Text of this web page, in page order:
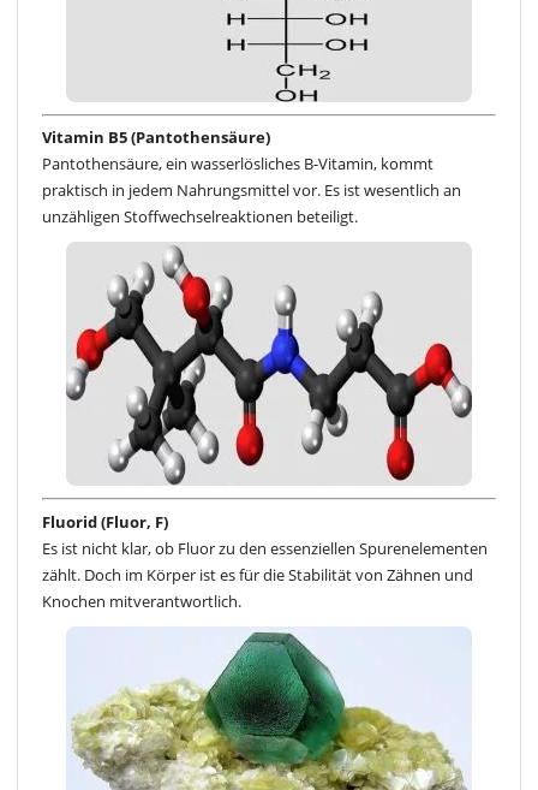
Vitamin B5 (Pantothensäure)
Pantothensäure, ein wasserlösliches B-Vitamin, kommt
praktisch in jedem Nahrungsmittel vor. Es ist wesentlich an
unzähligen Stoffwechselreaktionen beteiligt.
Fluorid (Fluor, F)
Es ist nicht klar, ob Fluor zu den essenziellen Spurenelementen
zählt. Doch im Körper ist es für die Stabilität von Zähnen und
Knochen mitverantwortlich.